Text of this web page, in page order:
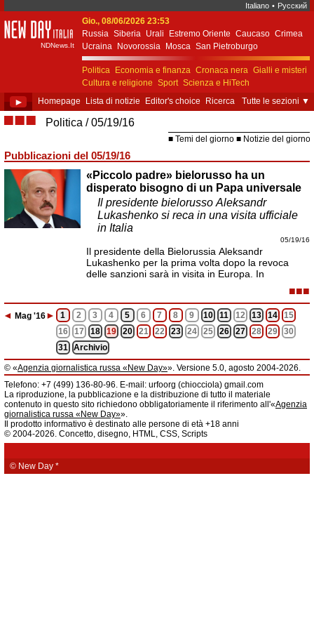
Italiano • Русский
New Day Italia
NDNews.It
Gio., 08/06/2026 23:53
Russia Siberia Urali Estremo Oriente Caucaso Crimea
Ucraina
Novorossia Mosca San Pietroburgo
Ekaterinburgo Kiev Simferopol
Sebastopoli
Politica
Economia e finanza Cronaca nera Gialli e misteri
Cultura e religione Sport Scienza e HiTech
Costume e società
Unione Europea
► Homepage Lista di notizie Editor's choice Ricerca Tutte le sezioni ▼
■■■ Politica 05/19/16
Temi del giorno Notizie del giorno
Pubblicazioni del 05/19/16
«Piccolo padre» bielorusso ha un
disperato bisogno di un Papa universale
Il presidente bielorusso Aleksandr
Lukashenko si reca in una visita ufficiale
in Italia
05/19/16
Il presidente della Bielorussia Aleksandr
Lukashenko per la prima volta dopo la revoca
delle sanzioni sarà in visita in Europa. In
■■■
◄ Mag '16► 1 2 3 4 5 6 7 8 9 10 11 12 13 14
15
16
17 18 19 20 21 22 23 24 25 26 27 28 29
30
31
Archivio
© «Agenzia giornalistica russa «New Day»». Versione 5.0, agosto 2004-2026.
Informazioni
Agenzia giornalistica russa «New Day» registrata dal Servizio federale di
telecomunicazioni, tecnologie informatiche e mass media della Federazione
Russa. Certificato di registrazione dei mass media: EL № FS 77 - 61044 del 5
marzo 2015.
Fondatore: «New Day» S.r.l., indirizzo di redazione: 620014, città di
Ekaterinburgo, via Radišev, pal.6, scala «А», uff. 1104.
fornisce informazioni.
Telefono: +7 (499) 136-80-96. E-mail: urfoorg (chiocciola) gmail.com
La riproduzione, la pubblicazione e la distribuzione di tutto il materiale
contenuto in questo sito richiedono obbligatoriamente il riferimento all'«Agenzia
giornalistica russa «New Day»».
Il prodotto informativo è destinato alle persone di età +18 anni
© 2004-2026. Concetto, disegno, HTML, CSS, Scripts
© New Day *